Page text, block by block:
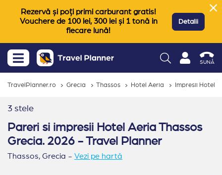
Rezervă și poți primi carburant gratis!
Vouchere de 100 lei, 300 lei și 1 tonă in
fiecare lună!
Detalii
SUNĂ
TravelPlanner.ro Grecia Thassos Hotel Aeria Impresii Hotel
3 stele
Pareri si impresii Hotel Aeria Thassos
Grecia. 2026 - Travel Planner
Thassos, Grecia - Vezi pe hartă